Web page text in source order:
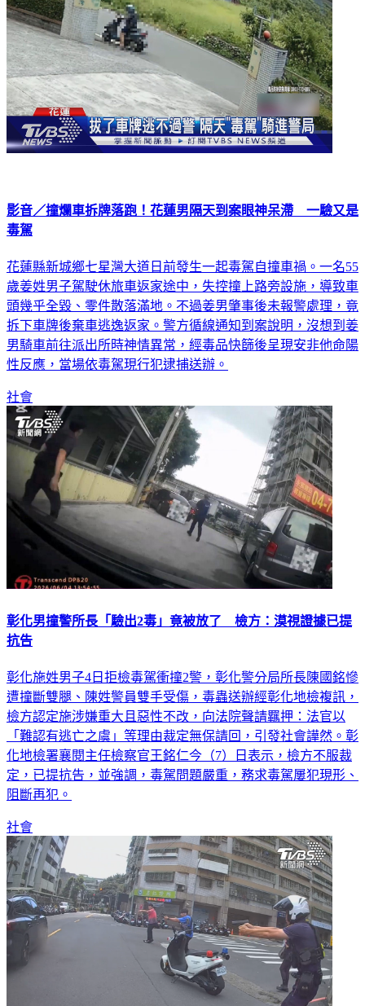
影音／撞爛車拆牌落跑！花蓮男隔天到案眼神呆滯 一驗又是
花蓮縣新城鄉七星灣大道日前發生一起毒駕自撞車禍。一名55
歲姜姓男子駕駛休旅車返家途中，失控撞上路旁設施，導致車
頭幾乎全毀、零件散落滿地。不過姜男肇事後未報警處理，竟
拆下車牌後棄車逃逸返家。警方循線通知到案說明，沒想到姜
男騎車前往派出所時神情異常，經毒品快篩後呈現安非他命陽
社會
彰化男撞警所長「驗出2毒」竟被放了 檢方：漠視證據已提
彰化施姓男子4日拒檢毒駕衝撞2警，彰化警分局所長陳國銘慘
遭撞斷雙腿、陳姓警員雙手受傷，毒蟲送辦經彰化地檢複訊，
檢方認定施涉嫌重大且惡性不改，向法院聲請羈押：法官以
「難認有逃亡之虞」等理由裁定無保請回，引發社會譁然。彰
化地檢署襄閱主任檢察官王銘仁今（7）日表示，檢方不服裁
定，已提抗告，並強調，毒駕問題嚴重，務求毒駕屢犯現形、
社會